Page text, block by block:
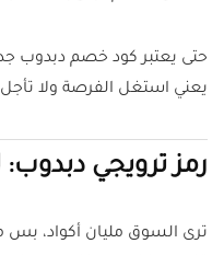
حتى يعتبر كود خصم دبدوب
يعني استغل الفرصة ولا
رمز ترويجي
ترى السوق مليان أكواد،